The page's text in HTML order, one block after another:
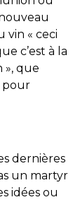
vin « ceci
c’est à la
», que
pour
dernières
un martyr
idées ou